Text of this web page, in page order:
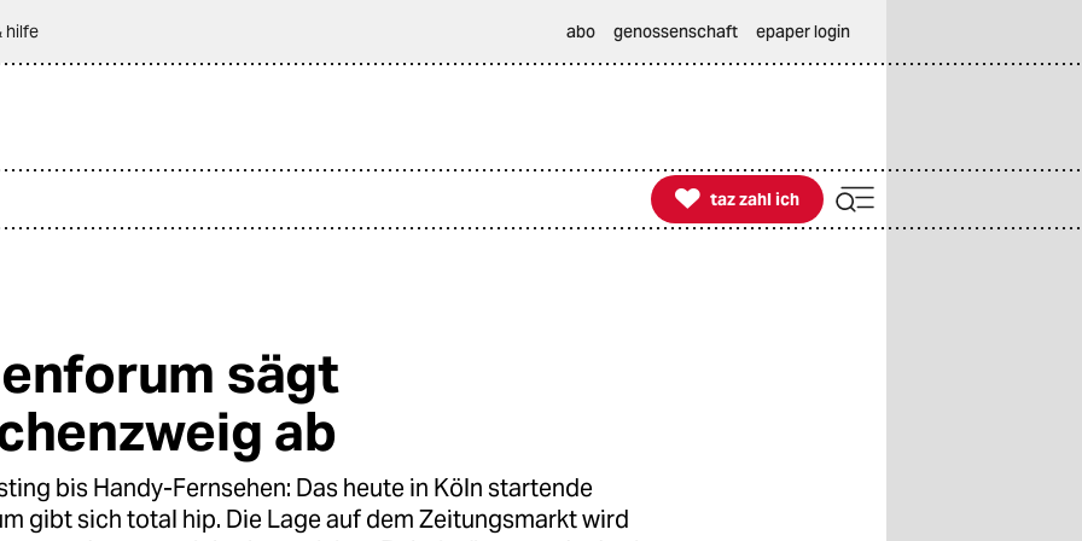
hilfe abo genossenschaft epaper login

taz zahl ich
taz zahl ich
sägt
ab
bis Handy-Fernsehen: Das heute in Köln startende
gibt sich total hip. Die Lage auf dem Zeitungsmarkt wird